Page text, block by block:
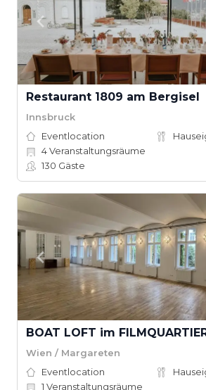
Restaurant 1809 am Bergisel
Innsbruck
Eventlocation
4Veranstaltungsräume
130 Gäste
BOAT LOFT im
Wien / Margareten
Eventlocation
1 Veranstaltungsräume